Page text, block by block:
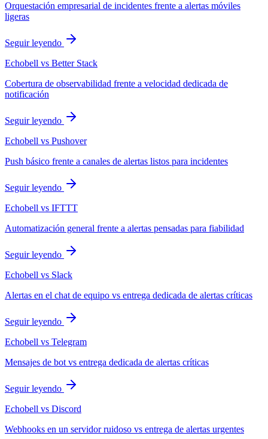
Orquestación empresarial de incidentes frente a alertas móviles
ligeras
Seguir leyendo
Echobell vs Better Stack
Cobertura de observabilidad frente a velocidad dedicada de
notificación
Seguir leyendo
Echobell vs Pushover
Push básico frente a canales de alertas listos para incidentes
Seguir leyendo
Echobell vs IFTTT
Automatización general frente a alertas pensadas para fiabilidad
Seguir leyendo
Echobell vs Slack
Alertas en el chat de equipo vs entrega dedicada de alertas críticas
Seguir leyendo
Echobell vs Telegram
Mensajes de bot vs entrega dedicada de alertas críticas
Seguir leyendo
Echobell vs Discord
Webhooks en un servidor ruidoso vs entrega de alertas urgentes